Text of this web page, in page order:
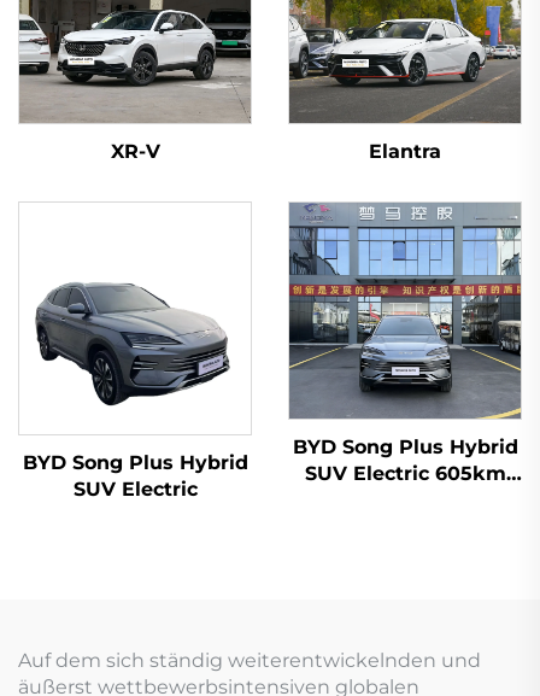
XR-V Elantra
BYD Song Plus Hybrid
SUV Electric
BYD Song Plus Hybrid
SUV Electric 605km
Auf dem sich ständig weiterentwickelnden und
äußerst wettbewerbsintensiven globalen